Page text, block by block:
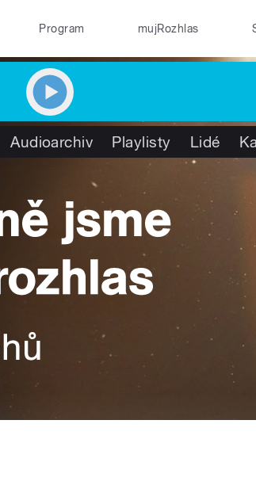
Program mujRozhlas
Audioarchiv Playlisty Lidé